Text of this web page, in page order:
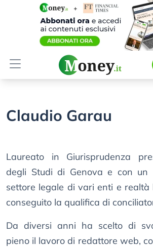
Claudio Garau
Laureato in Giurisprudenza
degli Studi di Genova e con un
settore legale di vari enti e realtà
conseguito la qualifica di
Da diversi anni ha scelto di
pieno il lavoro di redattore web,